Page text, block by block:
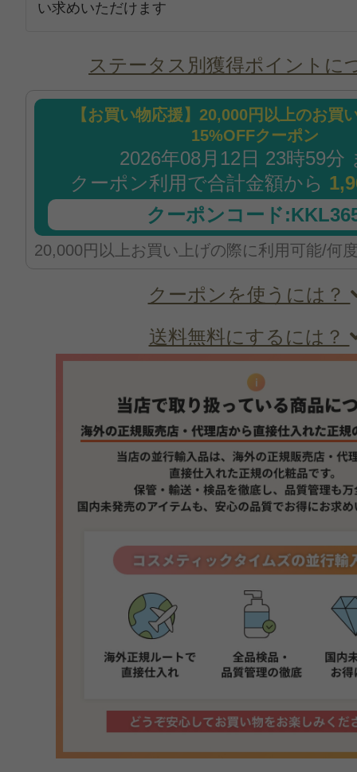
い求めいただけます
ステータス別獲得ポイントに
【お買い物応援】20,000円以上のお買
15%OFFクーポン
2026年08月12日 23時59分
クーポン利用で合計金額から
クーポンコード
20,000円以上お買い上げの際に利用可能/何
クーポンを使うには？
送料無料にするには？